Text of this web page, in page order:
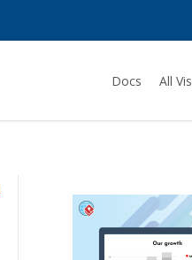
Docs All